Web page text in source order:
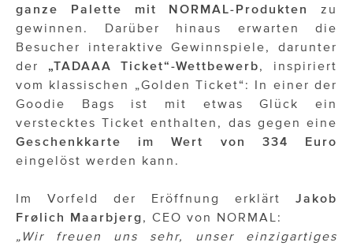
ganze Palette mit NORMAL-Produkten
zu
gewinnen. Darüber hinaus erwarten die
Besucher interaktive Gewinnspiele, darunter
der „TADAAA Ticket“-Wettbewerb, inspiriert
vom klassischen „Golden Ticket“: In einer der
Goodie Bags ist mit etwas Glück ein
verstecktes Ticket enthalten, das gegen eine
Geschenkkarte im Wert von 334 Euro
eingelöst werden kann.
Im Vorfeld der Eröffnung erklärt Jakob
Frølich Maarbjerg, CEO von NORMAL:
„Wir freuen uns sehr, unser einzigartiges